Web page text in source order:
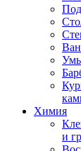
Химия
и